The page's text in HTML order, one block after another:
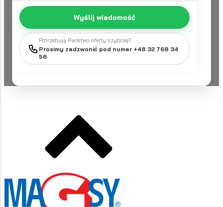
Wyślij wiadomość
Potrzebują Państwo oferty szybciej?
Prosimy zadzwonić pod numer +48 32 768 34
56